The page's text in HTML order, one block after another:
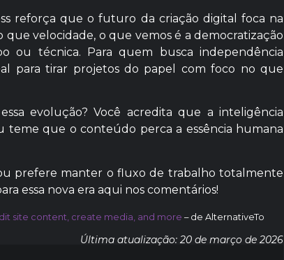
reforça que o futuro da criação digital foca na
velocidade, o que vemos é a democratização
ou técnica. Para quem busca independência
para tirar projetos do papel com foco no que
evolução? Você acredita que a inteligência
teme que o conteúdo perca a essência humana
prefere manter o fluxo de trabalho totalmente
essa nova era aqui nos comentários!
site content, create media, and more – de AlternativeTo
Última atualização: 20 de março de 2026